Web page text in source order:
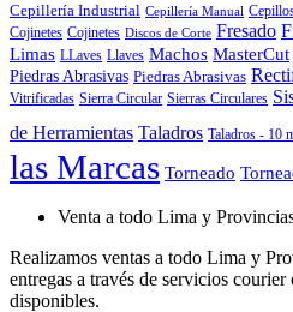
Cepillería Industrial Cepillería Manual
Cojinetes Cojinetes Discos de Corte Fresado
Limas LLaves Llaves Machos MasterCut
Piedras Abrasivas Piedras Abrasivas
Vitrificadas Sierra Circular Sierras Circulares
de Herramientas Taladros Taladros - 10
las Marcas Torneado
Venta a todo Lima y
Realizamos ventas a todo Lima y
entregas a través de servicios
disponibles.